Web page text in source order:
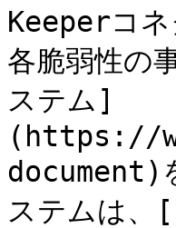
Keeperコネ
各脆弱性の
ステム]
(https://
document)
ステムは